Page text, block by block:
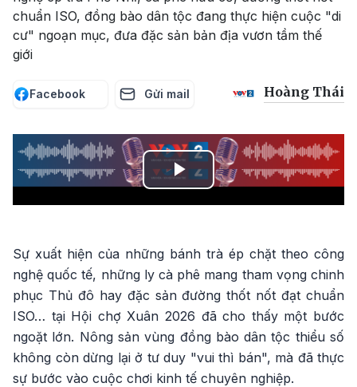
chuẩn ISO, đồng bào dân tộc đang thực hiện cuộc "di
cư" ngoạn mục, đưa đặc sản bản địa vươn tầm thế
giới
Facebook Gửi mail Hoàng Thái
Play
Sự xuất hiện của những bánh trà ép chặt theo công
nghệ quốc tế, những ly cà phê mang tham vọng chinh
phục Thủ đô hay đặc sản đường thốt nốt đạt chuẩn
ISO… tại Hội chợ Xuân 2026 đã cho thấy một bước
ngoặt lớn. Nông sản vùng đồng bào dân tộc thiểu số
không còn dừng lại ở tư duy "vui thì bán", mà đã thực
sự bước vào cuộc chơi kinh tế chuyên nghiệp.